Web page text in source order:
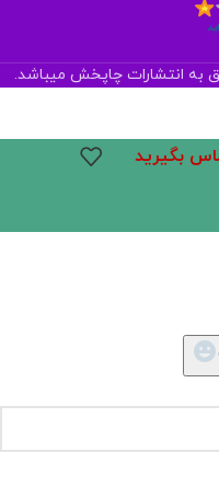
به انتشارات چاپخش میباشد.
بگیرید